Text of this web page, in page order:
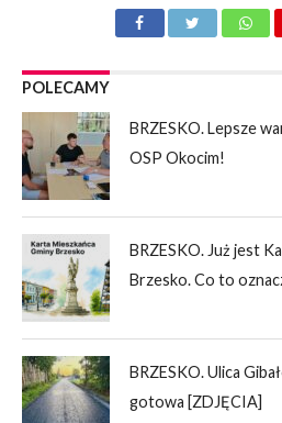
POLECAMY
BRZESKO. Lepsze
OSP Okocim!
BRZESKO. Już jest
Brzesko. Co to
BRZESKO. Ulica
gotowa [ZDJĘCIA]